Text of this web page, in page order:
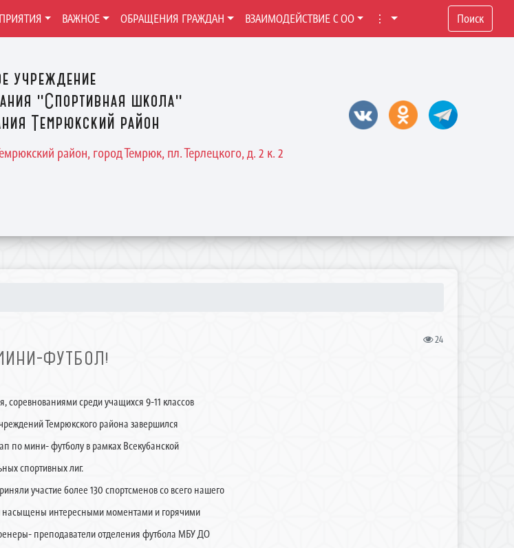
учреждение
"Спортивная школа"
Темрюкский район
район, город Темрюк, пл. Терлецкого, д. 2 к. 2
ВАЖНОЕ ОБРАЩЕНИЯ ГРАЖДАН ВЗАИМОДЕЙСТВИЕ С ОО ⋮ Поиск
24
ФУТБОЛ!
соревнованиями среди учащихся 9-11 классов
Темрюкского района завершился
по мини- футболу в рамках Всекубанской
спортивных лиг.
участие более 130 спортсменов со всего нашего
насыщены интересными моментами и горячими
преподаватели отделения футбола МБУ ДО